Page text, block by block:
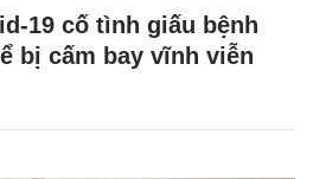
19 cố tình giấu bệnh
bị cấm bay vĩnh viễn